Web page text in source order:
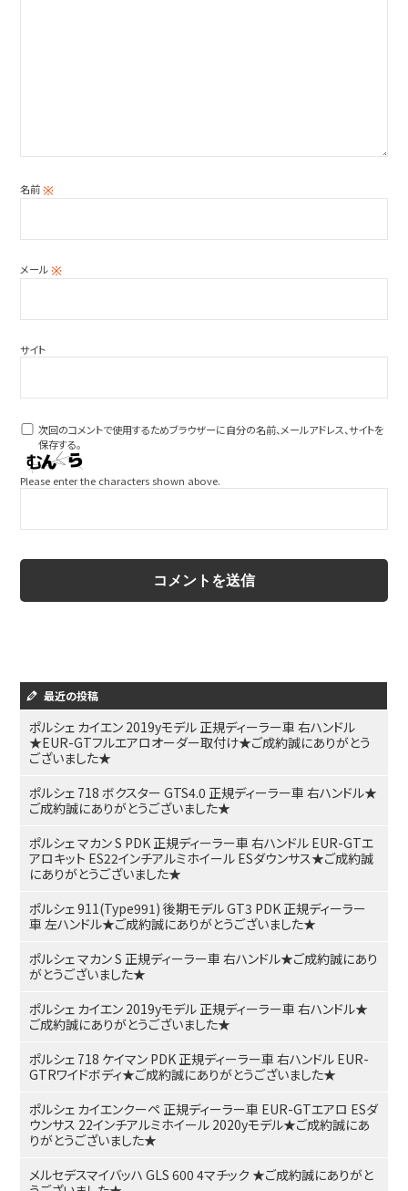
名前※
メール※
サイト
次回のコメントで使用するためブラウザーに自分の名前、メールアドレス、サイトを
保存する。
Please enter the characters shown above.
最近の投稿
ポルシェ カイエン 2019yモデル 正規ディーラー車 右ハンドル
★EUR-GTフルエアロオーダー取付け★ご成約誠にありがとう
ございました★
ポルシェ 718 ボクスター GTS4.0 正規ディーラー車 右ハンドル★
ご成約誠にありがとうございました★
ポルシェ マカン S PDK 正規ディーラー車 右ハンドル EUR-GTエ
アロキット ES22インチアルミホイール ESダウンサス★ご成約誠
にありがとうございました★
ポルシェ 911(Type991) 後期モデル GT3 PDK 正規ディーラー
車 左ハンドル★ご成約誠にありがとうございました★
ポルシェ マカン S 正規ディーラー車 右ハンドル★ご成約誠にあり
がとうございました★
ポルシェ カイエン 2019yモデル 正規ディーラー車 右ハンドル★
ご成約誠にありがとうございました★
ポルシェ 718 ケイマン PDK 正規ディーラー車 右ハンドル EUR-
GTRワイドボディ★ご成約誠にありがとうございました★
ポルシェ カイエンクーペ 正規ディーラー車 EUR-GTエアロ ESダ
ウンサス 22インチアルミホイール 2020yモデル★ご成約誠にあ
りがとうございました★
メルセデスマイバッハ GLS 600 4マチック ★ご成約誠にありがと